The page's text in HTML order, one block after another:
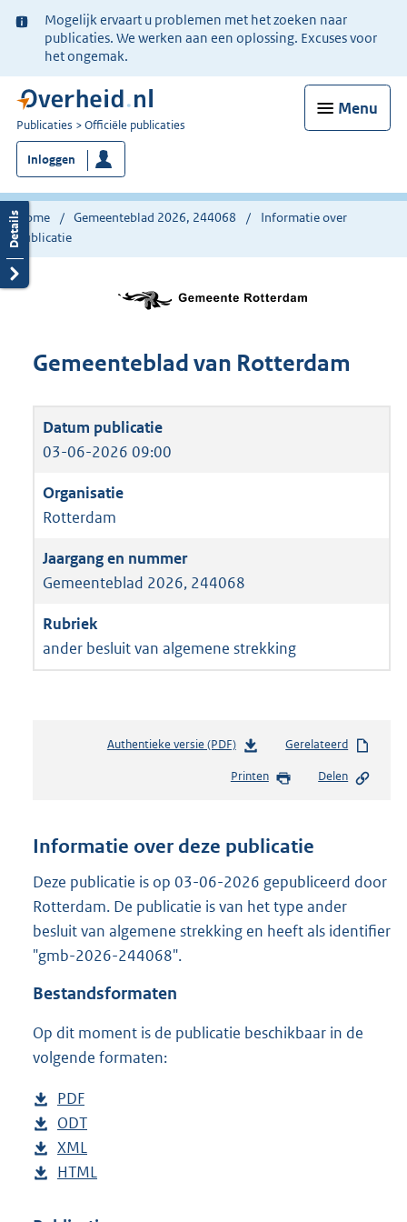
Ter
informatie:
Mogelijk ervaart u problemen met het zoeken naar
publicaties. We werken aan een oplossing. Excuses voor
het ongemak.
Menu
U
bent
nu
hier:
Publicaties Officiële publicaties
Inloggen
Home Gemeenteblad 2026, 244068
Informatie over
publicatie
Gemeenteblad van Rotterdam
03-06-2026 09:00
Rotterdam
Gemeenteblad 2026, 244068
ander besluit van algemene strekking
Authentieke versie (PDF)b
s
n
s
r
o
:
Gerelateerd
Printen Delen
Informatie over deze publicatie
Deze publicatie is op 03-06-2026 gepubliceerd door
Rotterdam. De publicatie is van het type ander
besluit van algemene strekking en heeft als identifier
"gmb-2026-244068".
Bestandsformaten
Op dit moment is de publicatie beschikbaar in de
volgende formaten:
D
o
w
n
PDF
e
s
t
D
o
w
ODT
s
D
o
XML
e
D
HTML